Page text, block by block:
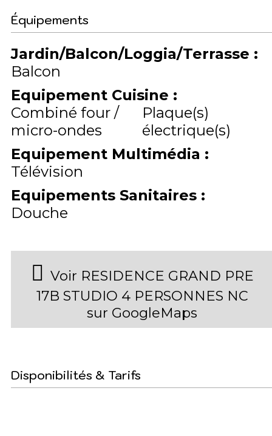
Équipements
Jardin/Balcon/Loggia/Terrasse :
Balcon
Equipement Cuisine :
Combiné four /
micro-ondes
Plaque(s)
électrique(s)
Equipement Multimédia :
Télévision
Equipements Sanitaires :
Douche
Voir RESIDENCE GRAND PRE
17B STUDIO 4 PERSONNES NC
sur GoogleMaps
Disponibilités & Tarifs